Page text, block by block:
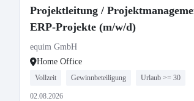
Projektleitung /
ERP-Projekte (m/w/d)
equim GmbH
Home Office
Vollzeit Gewinnbeteiligung Urlaub >= 30
02.08.2026